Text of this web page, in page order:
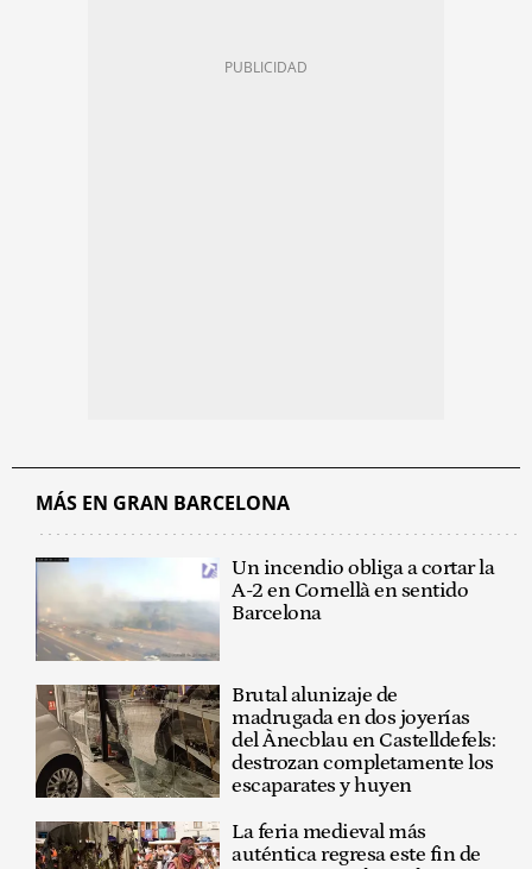
MÁS EN GRAN BARCELONA
Un incendio obliga a cortar la
A-2 en Cornellà en sentido
Barcelona
Brutal alunizaje de
madrugada en dos joyerías
del Ànecblau en Castelldefels:
destrozan completamente los
escaparates y huyen
La feria medieval más
auténtica regresa este fin de